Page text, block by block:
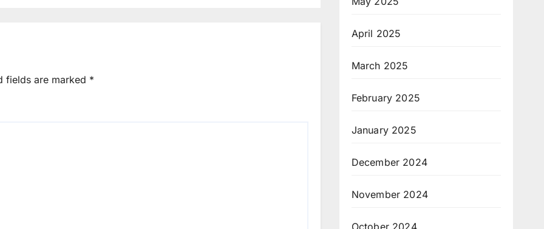
fields are marked *
April 2025
March 2025
February 2025
January 2025
December 2024
November 2024
October 2024